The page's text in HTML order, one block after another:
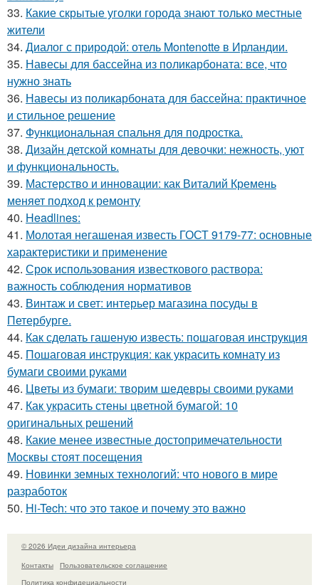
33. Какие скрытые уголки города знают только местные
жители
34. Диалог с природой: отель Montenotte в Ирландии.
35. Навесы для бассейна из поликарбоната: все, что
нужно знать
36. Навесы из поликарбоната для бассейна: практичное
и стильное решение
37. Функциональная спальня для подростка.
38. Дизайн детской комнаты для девочки: нежность, уют
и функциональность.
39. Мастерство и инновации: как Виталий Кремень
меняет подход к ремонту
40. Headlines:
41. Молотая негашеная известь ГОСТ 9179-77: основные
характеристики и применение
42. Срок использования известкового раствора:
важность соблюдения нормативов
43. Винтаж и свет: интерьер магазина посуды в
Петербурге.
44. Как сделать гашеную известь: пошаговая инструкция
45. Пошаговая инструкция: как украсить комнату из
бумаги своими руками
46. Цветы из бумаги: творим шедевры своими руками
47. Как украсить стены цветной бумагой: 10
оригинальных решений
48. Какие менее известные достопримечательности
Москвы стоят посещения
49. Новинки земных технологий: что нового в мире
разработок
50. Hi-Tech: что это такое и почему это важно
© 2026 Идеи дизайна интерьера
Контакты
Пользовательское соглашение
Политика конфидециальности